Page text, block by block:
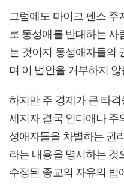
그럼에도 마이크 펜스 주
로 동성애를 반대하는
는 것이지 동성애자들의
며 이 법안을 거부하지
하지만 주 경제가 큰 타
세지자 결국 인디애나 주
성애자들을 차별하는 권
라는 내용을 명시하는
수정된 종교의 자유의 법